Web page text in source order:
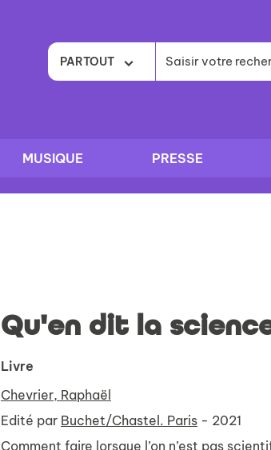
PARTOUT
MUSIQUE PRESSE
Qu'en dit la
Livre
Chevrier, Raphaël
Edité par Buchet/Chastel. Paris - 2021
Comment faire lorsque l’on n’est pas